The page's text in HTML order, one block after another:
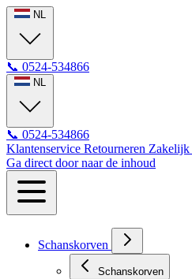
NL
📞 0524-534866
NL
📞 0524-534866
Klantenservice Retourneren Zakelijk
Ga direct door naar de inhoud
Schanskorven
Schanskorven